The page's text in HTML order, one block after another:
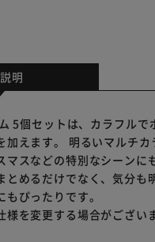
明
5個セットは、カラフルで
加えます。 明るいマルチ
マスなどの特別なシーンに
とめるだけでなく、気分も
ぴったりです。
を変更する場合がござい